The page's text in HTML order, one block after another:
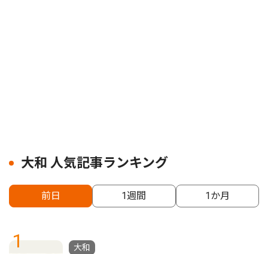
大和 人気記事ランキング
前日 1週間 1か月
1
大和